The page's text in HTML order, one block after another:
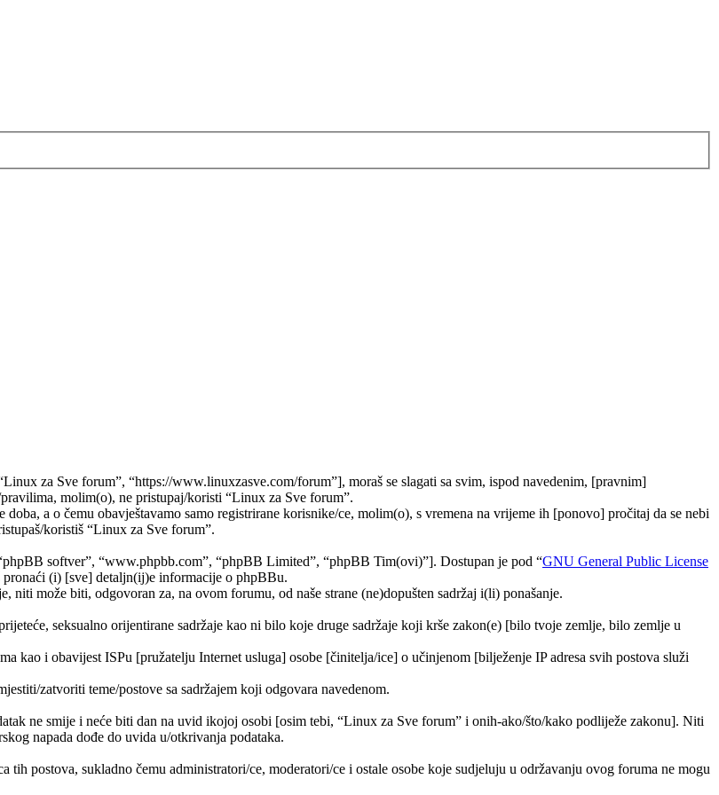
za Sve forum”, “https://www.linuxzasve.com/forum”], moraš se slagati sa svim, ispod navedenim, [pravnim]
molim(o), ne pristupaj/koristi “Linux za Sve forum”.
a o čemu obavještavamo samo registrirane korisnike/ce, molim(o), s vremena na vrijeme ih [ponovo] pročitaj da se nebi
koristiš “Linux za Sve forum”.
softver”, “www.phpbb.com”, “phpBB Limited”, “phpBB Tim(ovi)”]. Dostupan je pod “GNU General Public License
pronaći (i) [sve] detaljn(ij)e informacije o phpBBu.
može biti, odgovoran za, na ovom forumu, od naše strane (ne)dopušten sadržaj i(li) ponašanje.
seksualno orijentirane sadržaje kao ni bilo koje druge sadržaje koji krše zakon(e) [bilo tvoje zemlje, bilo zemlje u
kao i obavijest ISPu [pružatelju Internet usluga] osobe [činitelja/ice] o učinjenom [bilježenje IP adresa svih postova služi
zatvoriti teme/postove sa sadržajem koji odgovara navedenom.
ne smije i neće biti dan na uvid ikojoj osobi [osim tebi, “Linux za Sve forum” i onih-ako/što/kako podliježe zakonu]. Niti
napada dođe do uvida u/otkrivanja podataka.
postova, sukladno čemu administratori/ce, moderatori/ce i ostale osobe koje sudjeluju u održavanju ovog foruma ne mogu